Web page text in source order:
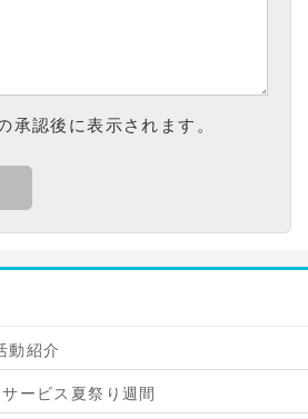
承認後に表示されます。
紹介
ービス夏祭り週間